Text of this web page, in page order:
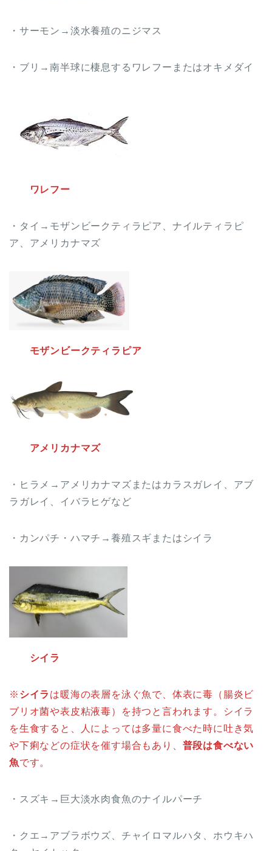
・サーモン→淡水養殖のニジマス
・ブリ→南半球に棲息するワレフーまたはオキメダイ
ワレフー
・タイ→モザンビークティラピア、ナイルティラピ
ア、アメリカナマズ
モザンビークティラピア
アメリカナマズ
・ヒラメ→アメリカナマズまたはカラスガレイ、アブ
ラガレイ、イバラヒゲなど
・カンパチ・ハマチ→養殖スギまたはシイラ
シイラ
※ シイラ は暖海の表層を泳ぐ魚で、体表に毒（腸炎ビ
ブリオ菌や表皮粘液毒）を持つと言われます。シイラ
を生食すると、人によっては多量に食べた時に吐き気
や下痢などの症状を催す場合もあり、 普段は食べない
魚です。
・スズキ→巨大淡水肉食魚のナイルパーチ
・クエ→アブラボウズ、チャイロマルハタ、ホウキハ